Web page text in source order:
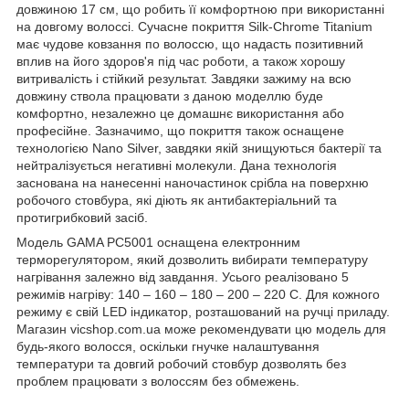
довжиною 17 см, що робить її комфортною при використанні
на довгому волоссі. Сучасне покриття Silk-Chrome Titanium
має чудове ковзання по волоссю, що надасть позитивний
вплив на його здоров'я під час роботи, а також хорошу
витривалість і стійкий результат. Завдяки зажиму на всю
довжину ствола працювати з даною моделлю буде
комфортно, незалежно це домашнє використання або
професійне. Зазначимо, що покриття також оснащене
технологією Nano Silver, завдяки якій знищуються бактерії та
нейтралізується негативні молекули. Дана технологія
заснована на нанесенні наночастинок срібла на поверхню
робочого стовбура, які діють як антибактеріальний та
протигрибковий засіб.
Модель GAMA PC5001 оснащена електронним
терморегулятором, який дозволить вибирати температуру
нагрівання залежно від завдання. Усього реалізовано 5
режимів нагріву: 140 – 160 – 180 – 200 – 220 C. Для кожного
режиму є свій LED індикатор, розташований на ручці приладу.
Магазин vicshop.com.ua може рекомендувати цю модель для
будь-якого волосся, оскільки гнучке налаштування
температури та довгий робочий стовбур дозволять без
проблем працювати з волоссям без обмежень.